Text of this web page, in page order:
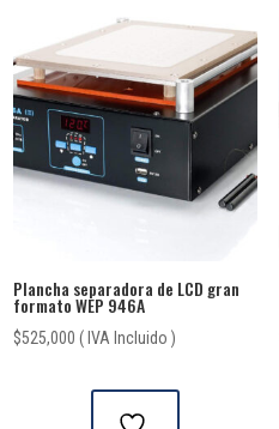
Plancha separadora de LCD gran
formato WEP 946A
$525,000 ( IVA Incluido )